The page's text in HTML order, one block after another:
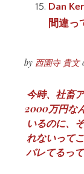
Dan
間違っ
by 西園寺 貴文
投
稿
ナ
ビ
今時、社畜
2000万円な
いるのに、
れないって
バレてるっ